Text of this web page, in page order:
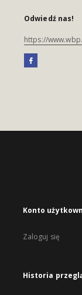
Odwiedź nas!
https://
Konto
Zaloguj się
Historia